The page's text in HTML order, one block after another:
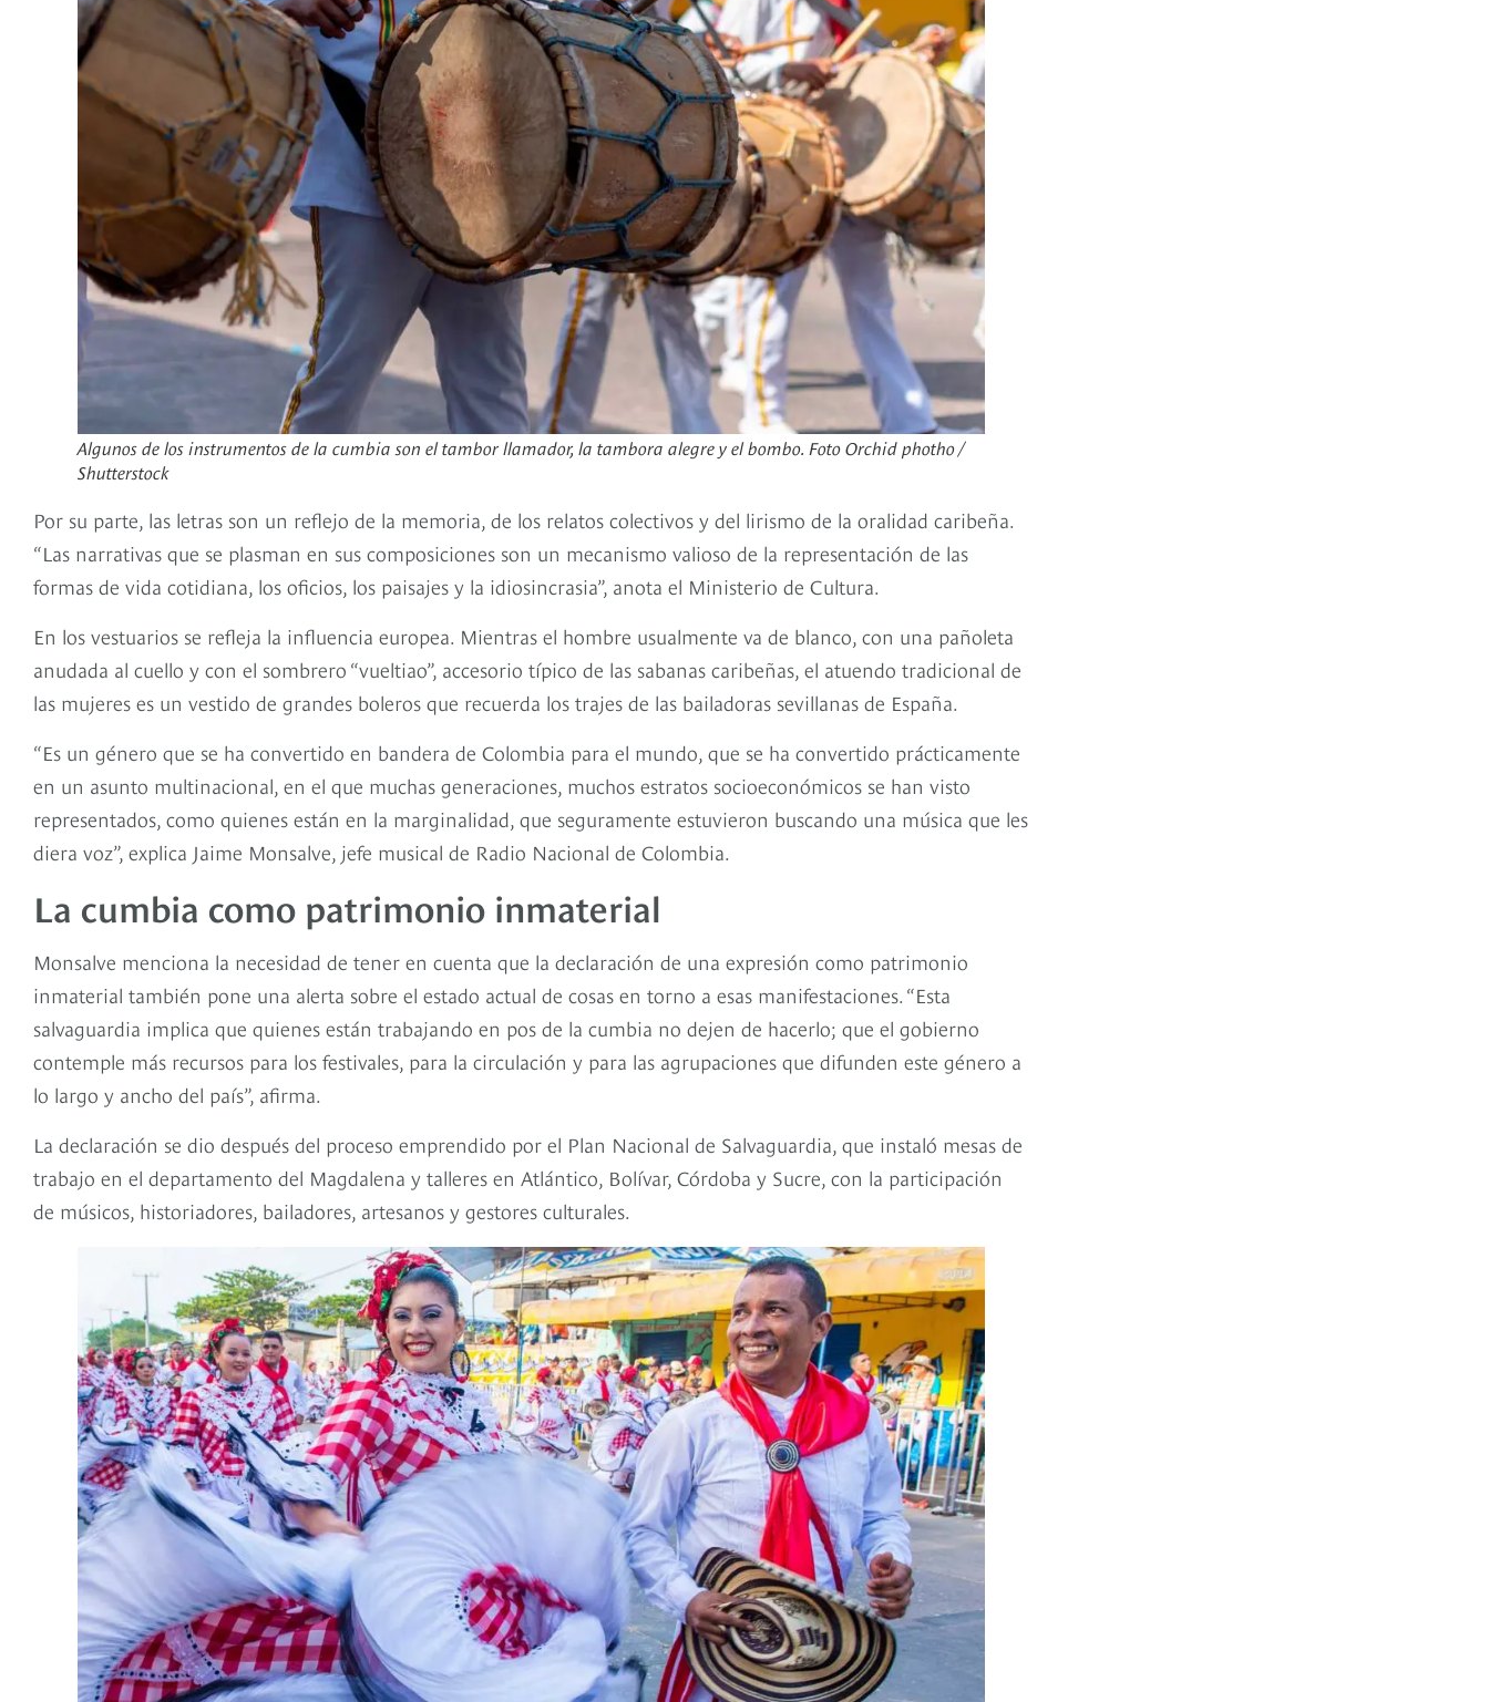
Algunos de los instrumentos de la cumbia son el tambor llamador, la tambora alegre y el bombo. Foto Orchid photho /
Shutterstock
Por su parte, las letras son un reflejo de la memoria, de los relatos colectivos y del lirismo de la oralidad caribeña.
“Las narrativas que se plasman en sus composiciones son un mecanismo valioso de la representación de las
formas de vida cotidiana, los oficios, los paisajes y la idiosincrasia”, anota el Ministerio de Cultura.
En los vestuarios se refleja la influencia europea. Mientras el hombre usualmente va de blanco, con una pañoleta
anudada al cuello y con el sombrero “vueltiao”, accesorio típico de las sabanas caribeñas, el atuendo tradicional de
las mujeres es un vestido de grandes boleros que recuerda los trajes de las bailadoras sevillanas de España.
“Es un género que se ha convertido en bandera de Colombia para el mundo, que se ha convertido prácticamente
en un asunto multinacional, en el que muchas generaciones, muchos estratos socioeconómicos se han visto
representados, como quienes están en la marginalidad, que seguramente estuvieron buscando una música que les
diera voz”, explica Jaime Monsalve, jefe musical de Radio Nacional de Colombia.
La cumbia como patrimonio inmaterial
Monsalve menciona la necesidad de tener en cuenta que la declaración de una expresión como patrimonio
inmaterial también pone una alerta sobre el estado actual de cosas en torno a esas manifestaciones. “Esta
salvaguardia implica que quienes están trabajando en pos de la cumbia no dejen de hacerlo; que el gobierno
contemple más recursos para los festivales, para la circulación y para las agrupaciones que difunden este género a
lo largo y ancho del país”, afirma.
La declaración se dio después del proceso emprendido por el Plan Nacional de Salvaguardia, que instaló mesas de
trabajo en el departamento del Magdalena y talleres en Atlántico, Bolívar, Córdoba y Sucre, con la participación
de músicos, historiadores, bailadores, artesanos y gestores culturales.